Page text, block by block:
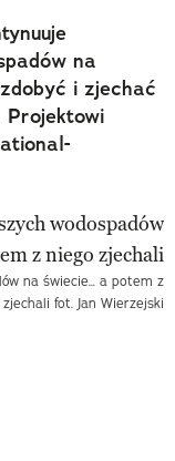
na
i zjechać
Projektowi
na świecie... a potem z
fot. Jan Wierzejski